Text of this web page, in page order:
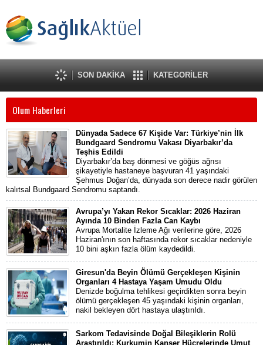
SON DAKİKA KATEGORİLER
Olum Haberleri
Dünyada Sadece 67 Kişide Var: Türkiye’nin İlk
Bundgaard Sendromu Vakası Diyarbakır’da
Teşhis Edildi
Diyarbakır’da baş dönmesi ve göğüs ağrısı
şikayetiyle hastaneye başvuran 41 yaşındaki
Şehmus Doğan’da, dünyada son derece nadir görülen
kalıtsal Bundgaard Sendromu saptandı.
Avrupa’yı Yakan Rekor Sıcaklar: 2026 Haziran
Ayında 10 Binden Fazla Can Kaybı
Avrupa Mortalite İzleme Ağı verilerine göre, 2026
Haziran'ının son haftasında rekor sıcaklar nedeniyle
10 bini aşkın fazla ölüm kaydedildi.
Giresun'da Beyin Ölümü Gerçekleşen Kişinin
Organları 4 Hastaya Yaşam Umudu Oldu
Denizde boğulma tehlikesi geçirdikten sonra beyin
ölümü gerçekleşen 45 yaşındaki kişinin organları,
nakil bekleyen dört hastaya ulaştırıldı.
Sarkom Tedavisinde Doğal Bileşiklerin Rolü
Araştırıldı: Kurkumin Kanser Hücrelerinde Umut